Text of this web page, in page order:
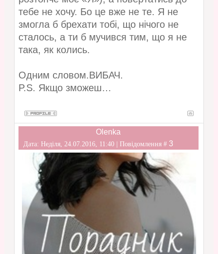
тебе не хочу. Бо це вже не те. Я не
змогла б брехати тобі, що нічого не
сталось, а ти б мучився тим, що я не
така, як колись.
Одним словом.ВИБАЧ.
P.S. Якщо зможеш…
Olenka
Дата: Неділя, 24.07.2016, 11:40 | Повідомлення # 3